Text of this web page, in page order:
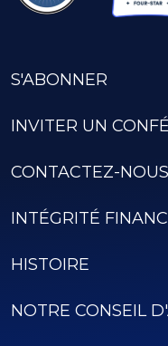
S'ABONNER
INVITER UN
CONTACTEZ-NOUS
INTÉGRITÉ
HISTOIRE
NOTRE CONSEIL